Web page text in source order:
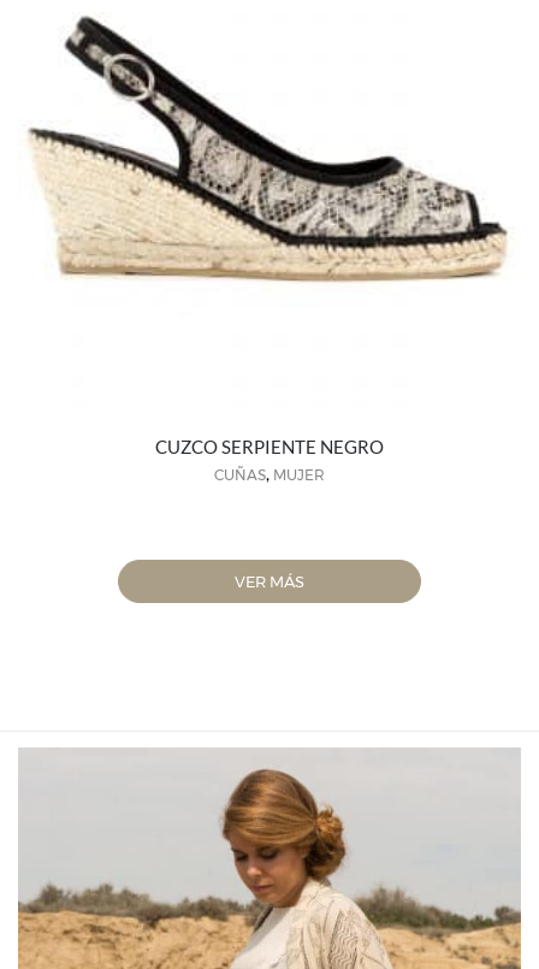
CUZCO SERPIENTE NEGRO
CUÑAS, MUJER
VER MÁS